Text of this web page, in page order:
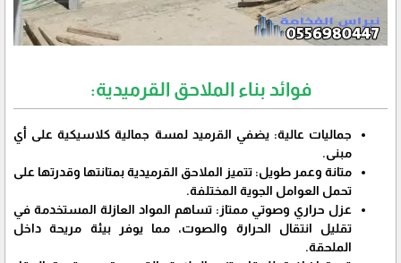
فوائد بناء الملاحق القرميدية:
جماليات عالية: يضفي القرميد لمسة جمالية كلاسيكية على أي
مبنى.
متانة وعمر طويل: تتميز الملاحق القرميدية بمتانتها وقدرتها على
تحمل العوامل الجوية المختلفة.
عزل حراري وصوتي ممتاز: تساهم المواد العازلة المستخدمة في
تقليل انتقال الحرارة والصوت، مما يوفر بيئة مريحة داخل
الملحقة.